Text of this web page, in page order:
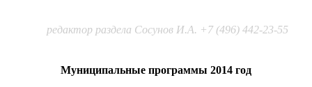
редактор раздела Сосунов И.А. +7 (496) 442-23-55
Муниципальные программы 2014 год